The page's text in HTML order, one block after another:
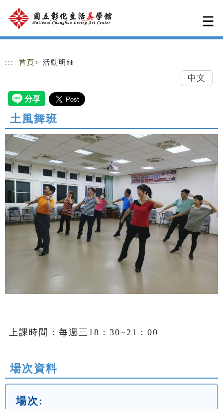
跳到主要內容
網站導覽
::: 首頁 > 活動明細
中文
土風舞班
上課時間：每週三18：30~21：00
場次資料
場次: